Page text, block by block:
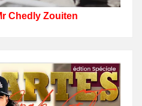
Chedly Zouiten